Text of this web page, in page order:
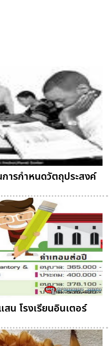
การกำหนดวัตถุประสงค์
น โรงเรียนอินเตอร์